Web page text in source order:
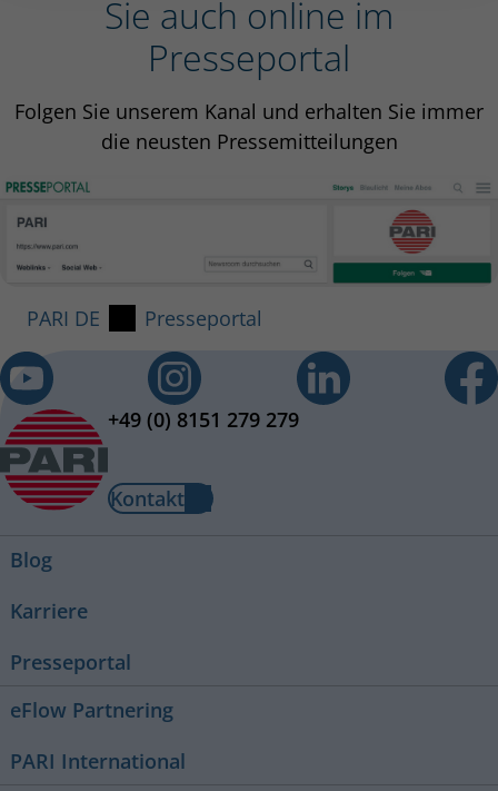
Sie auch online im
Presseportal
Folgen Sie unserem Kanal und erhalten Sie immer
die neusten Pressemitteilungen
PARI DE Presseportal
+49 (0) 8151 279 279
Kontakt
Blog
Karriere
Presseportal
eFlow Partnering
PARI International